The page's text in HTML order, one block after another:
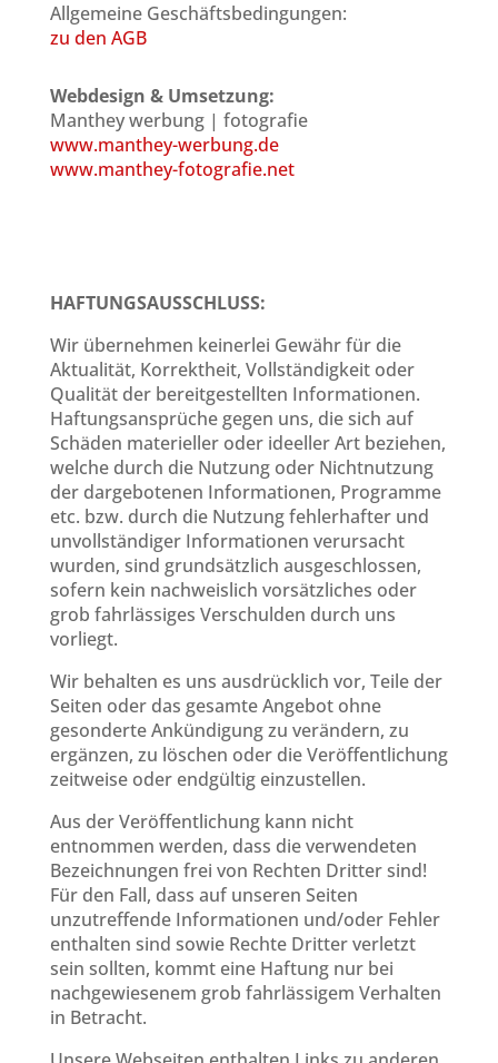
Allgemeine Geschäftsbedingungen:
zu den AGB
Webdesign & Umsetzung:
Manthey werbung | fotografie
www.manthey-werbung.de
www.manthey-fotografie.net
HAFTUNGSAUSSCHLUSS:
Wir übernehmen keinerlei Gewähr für die
Aktualität, Korrektheit, Vollständigkeit oder
Qualität der bereitgestellten Informationen.
Haftungsansprüche gegen uns, die sich auf
Schäden materieller oder ideeller Art beziehen,
welche durch die Nutzung oder Nichtnutzung
der dargebotenen Informationen, Programme
etc. bzw. durch die Nutzung fehlerhafter und
unvollständiger Informationen verursacht
wurden, sind grundsätzlich ausgeschlossen,
sofern kein nachweislich vorsätzliches oder
grob fahrlässiges Verschulden durch uns
vorliegt.
Wir behalten es uns ausdrücklich vor, Teile der
Seiten oder das gesamte Angebot ohne
gesonderte Ankündigung zu verändern, zu
ergänzen, zu löschen oder die Veröffentlichung
zeitweise oder endgültig einzustellen.
Aus der Veröffentlichung kann nicht
entnommen werden, dass die verwendeten
Bezeichnungen frei von Rechten Dritter sind!
Für den Fall, dass auf unseren Seiten
unzutreffende Informationen und/oder Fehler
enthalten sind sowie Rechte Dritter verletzt
sein sollten, kommt eine Haftung nur bei
nachgewiesenem grob fahrlässigem Verhalten
in Betracht.